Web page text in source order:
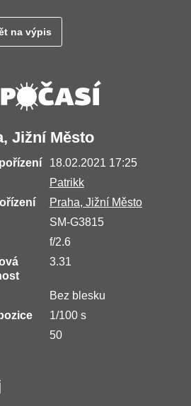
na výpis
Jižní Město
18.02.2021 17:25
Patrikk
Praha, Jižní Město
SM-G3815
f/2.6
3.31
Bez blesku
1/100 s
50